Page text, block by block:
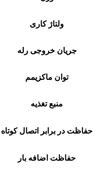
ولتاژ کاری
جریان خروجی رله
توان ماکزیمم
منبع تغذیه
حفاظت در برابر اتصال کوتاه
حفاظت اضافه بار